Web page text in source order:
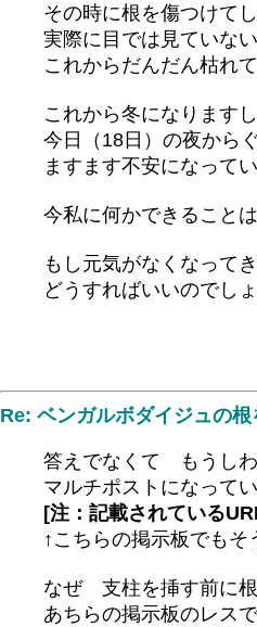
その時に根を傷つけて
実際に目では見ていな
これからだんだん枯れ
これから冬になります
今日（18日）の夜から
ますます不安になってい
今私に何かできること
もし元気がなくなって
どうすればいいのでし
Re: ベンガルボダイジュの
答えでなくて もうし
マルチポストになって
[注：記載されている
↑こちらの掲示板でも
なぜ 支柱を挿す前に根
あちらの掲示板のレス